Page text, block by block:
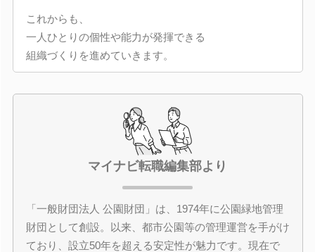
これからも、
一人ひとりの個性や能力が発揮できる
組織づくりを進めていきます。
マイナビ転職編集部より
「一般財団法人 公園財団」は、1974年に公園緑地管理
財団として創設。以来、都市公園等の管理運営を手がけ
ており、設立50年を超える安定性が魅力です。現在で